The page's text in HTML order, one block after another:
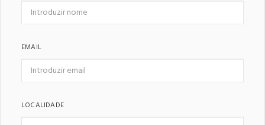
EMAIL
LOCALIDADE